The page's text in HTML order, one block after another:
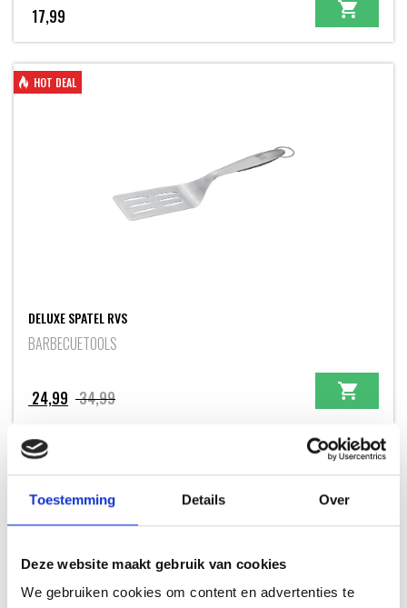
Toestemming Details Over
Deze website maakt gebruik van cookies
We gebruiken cookies om content en advertenties te
17,99
HOT DEAL
DELUXE SPATEL RVS
BARBECUETOOLS
34,99Oorspronkelijke
24,99
Huidige
HOT DEAL